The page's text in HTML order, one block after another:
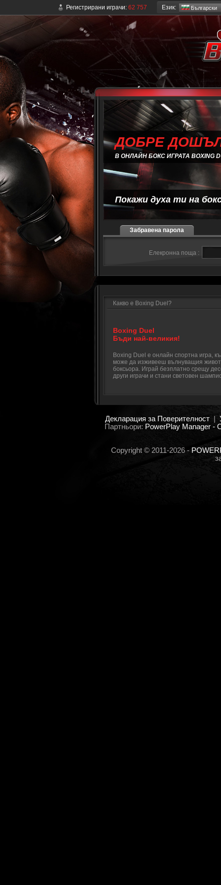
Регистрирани играчи: 62 757 Език: Български
ДОБРЕ
В ОНЛАЙН БОКС ИГРАТА BOXING
Покажи духа ти на
Забравена парола
Елекронна поща :
Какво е Boxing Duel?
Boxing Duel
Бъди най-великия!
Boxing Duel е онлайн спортна игра,
може да изживееш вълнуващия
боксьора. Играй безплатно срещу
други играчи и стани световен
Декларация за Поверителност|
Партньори: PowerPlay Manager -
Copyright © 2011-2026 -